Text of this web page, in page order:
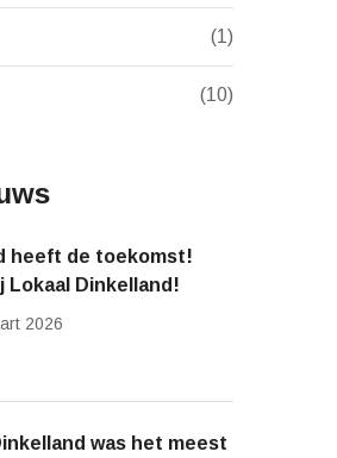
(1)
(10)
heeft de toekomst!
Lokaal Dinkelland!
2026
was het meest